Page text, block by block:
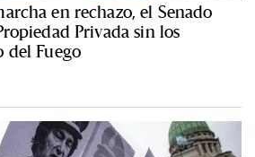
en rechazo, el Senado
Privada sin los
del Fuego